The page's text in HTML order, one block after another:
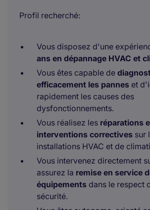
Profil recherché:
Vous disposez d'une
ans en dépannage HVAC et
Vous êtes capable de
efficacement les pannes et
rapidement les causes des
dysfonctionnements.
Vous réalisez les réparations
interventions correctives sur
installations HVAC et de
Vous intervenez directement
assurez la remise en service
équipements dans le respect
sécurité.